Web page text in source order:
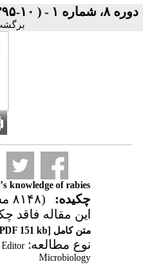
دوره ۸، شماره ۱ - ( ۱۰-۱۳۹۵ )
knowledge of rabies
چکیده:
(۸۱۴۸ مشاهده)
این مقاله فاقد
متن کامل[PDF 151 kb]
نوع مطالعه: Editor
Microbiology